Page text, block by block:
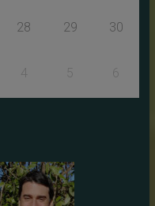
28 29 30
5 6